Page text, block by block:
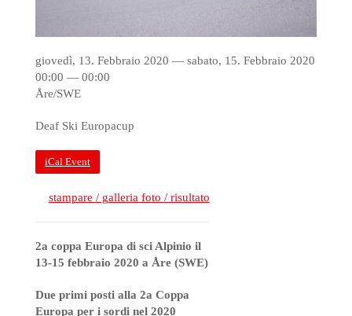
stampare / galleria foto / risultato
2a coppa Europa di sci Alpinio il
13-15 febbraio 2020 a Åre (SWE)
Due primi posti alla 2a Coppa
Europa per i sordi nel 2020
giovedì, 13. Febbraio 2020 — sabato, 15. Febbraio 2020
00:00 — 00:00
Åre/SWE
Deaf Ski Europacup
iCal Event